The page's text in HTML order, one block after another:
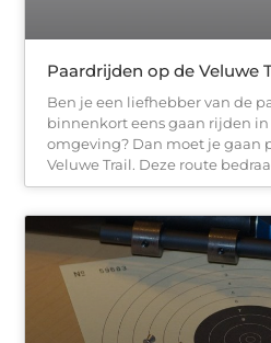
Paardrijden op de Veluwe
Ben je een liefhebber van de
binnenkort eens gaan rijden
omgeving? Dan moet je gaan
Veluwe Trail. Deze route